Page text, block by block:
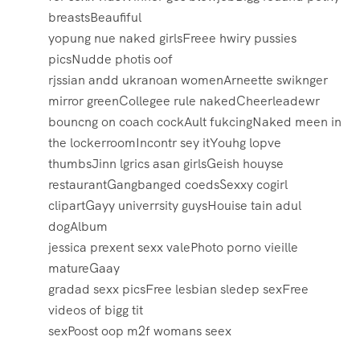
breastsBeaufiful
yopung nue naked girlsFreee hwiry pussies
picsNudde photis oof
rjssian andd ukranoan womenArneette swiknger
mirror greenCollegee rule nakedCheerleadewr
bouncng on coach cockAult fukcingNaked meen in
the lockerroomIncontr sey itYouhg lopve
thumbsJinn lgrics asan girlsGeish houyse
restaurantGangbanged coedsSexxy cogirl
clipartGayy univerrsity guysHouise tain adul
dogAlbum
jessica prexent sexx valePhoto porno vieille
matureGaay
gradad sexx picsFree lesbian sledep sexFree
videos of bigg tit
sexPoost oop m2f womans seex